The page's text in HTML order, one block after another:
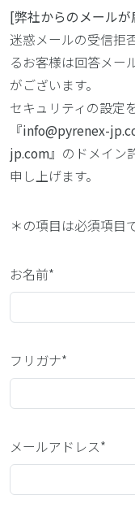
[弊社からのメール
迷惑メールの受信拒
るお客様は回答メー
がございます。
セキュリティの設定
『info@pyrenex-
jp.com』のドメイン
申し上げます。
＊の項目は必須項目
お名前*
フリガナ*
メールアドレス*